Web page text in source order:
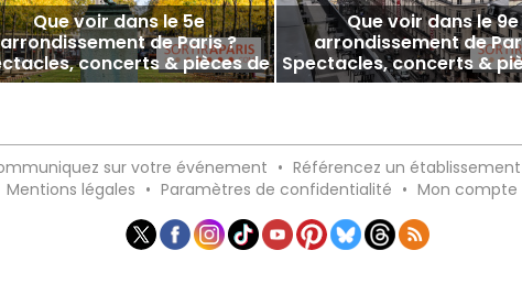
Que voir dans le 5e
arrondissement de Paris ?
concerts & pièces de
théâtre du moment !
Que voir dans le 9e
arrondissement de
Spectacles, concerts &
théâtre du moment
sur votre événement • Référencez un établissement
Mentions légales • Paramètres de confidentialité • Mon compte